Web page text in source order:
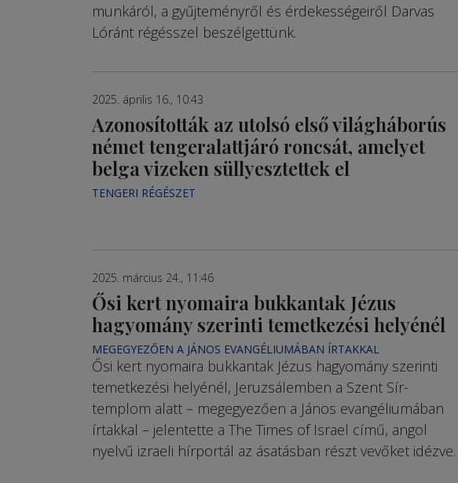
munkáról, a gyűjteményről és érdekességeiről Darvas
Lóránt régésszel beszélgettünk.
2025. április 16., 10:43
Azonosították az utolsó első világháborús
német tengeralattjáró roncsát, amelyet
belga vizeken süllyesztettek el
TENGERI RÉGÉSZET
2025. március 24., 11:46
Ősi kert nyomaira bukkantak Jézus
hagyomány szerinti temetkezési helyénél
MEGEGYEZŐEN A JÁNOS EVANGÉLIUMÁBAN ÍRTAKKAL
Ősi kert nyomaira bukkantak Jézus hagyomány szerinti
temetkezési helyénél, Jeruzsálemben a Szent Sír-
templom alatt – megegyezően a János evangéliumában
írtakkal – jelentette a The Times of Israel című, angol
nyelvű izraeli hírportál az ásatásban részt vevőket idézve.